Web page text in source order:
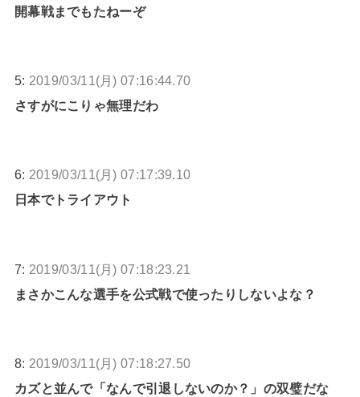
開幕戦までもたねーぞ
5: 2019/03/11(月) 07:16:44.70
さすがにこりゃ無理だわ
6: 2019/03/11(月) 07:17:39.10
日本でトライアウト
7: 2019/03/11(月) 07:18:23.21
まさかこんな選手を公式戦で使ったりしないよな？
8: 2019/03/11(月) 07:18:27.50
カズと並んで「なんで引退しないのか？」の双璧だな